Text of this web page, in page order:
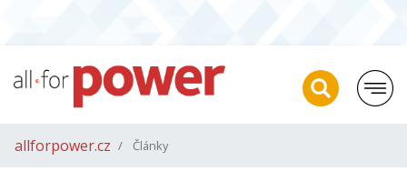
allforpower.cz Články